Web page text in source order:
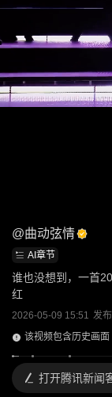
@曲动弦情
AI章节
谁也没想到，一首
红
2026-05-09 15:51 发
该视频包含历史画面
打开腾讯新闻